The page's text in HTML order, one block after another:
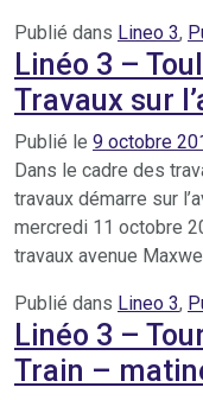
Publié dans Lineo 3,
Linéo 3 –
Travaux sur
Publié le 9 octobre
Dans le cadre des
travaux démarre sur
mercredi 11 octobre
travaux avenue
Publié dans Lineo 3,
Linéo 3 –
Train –